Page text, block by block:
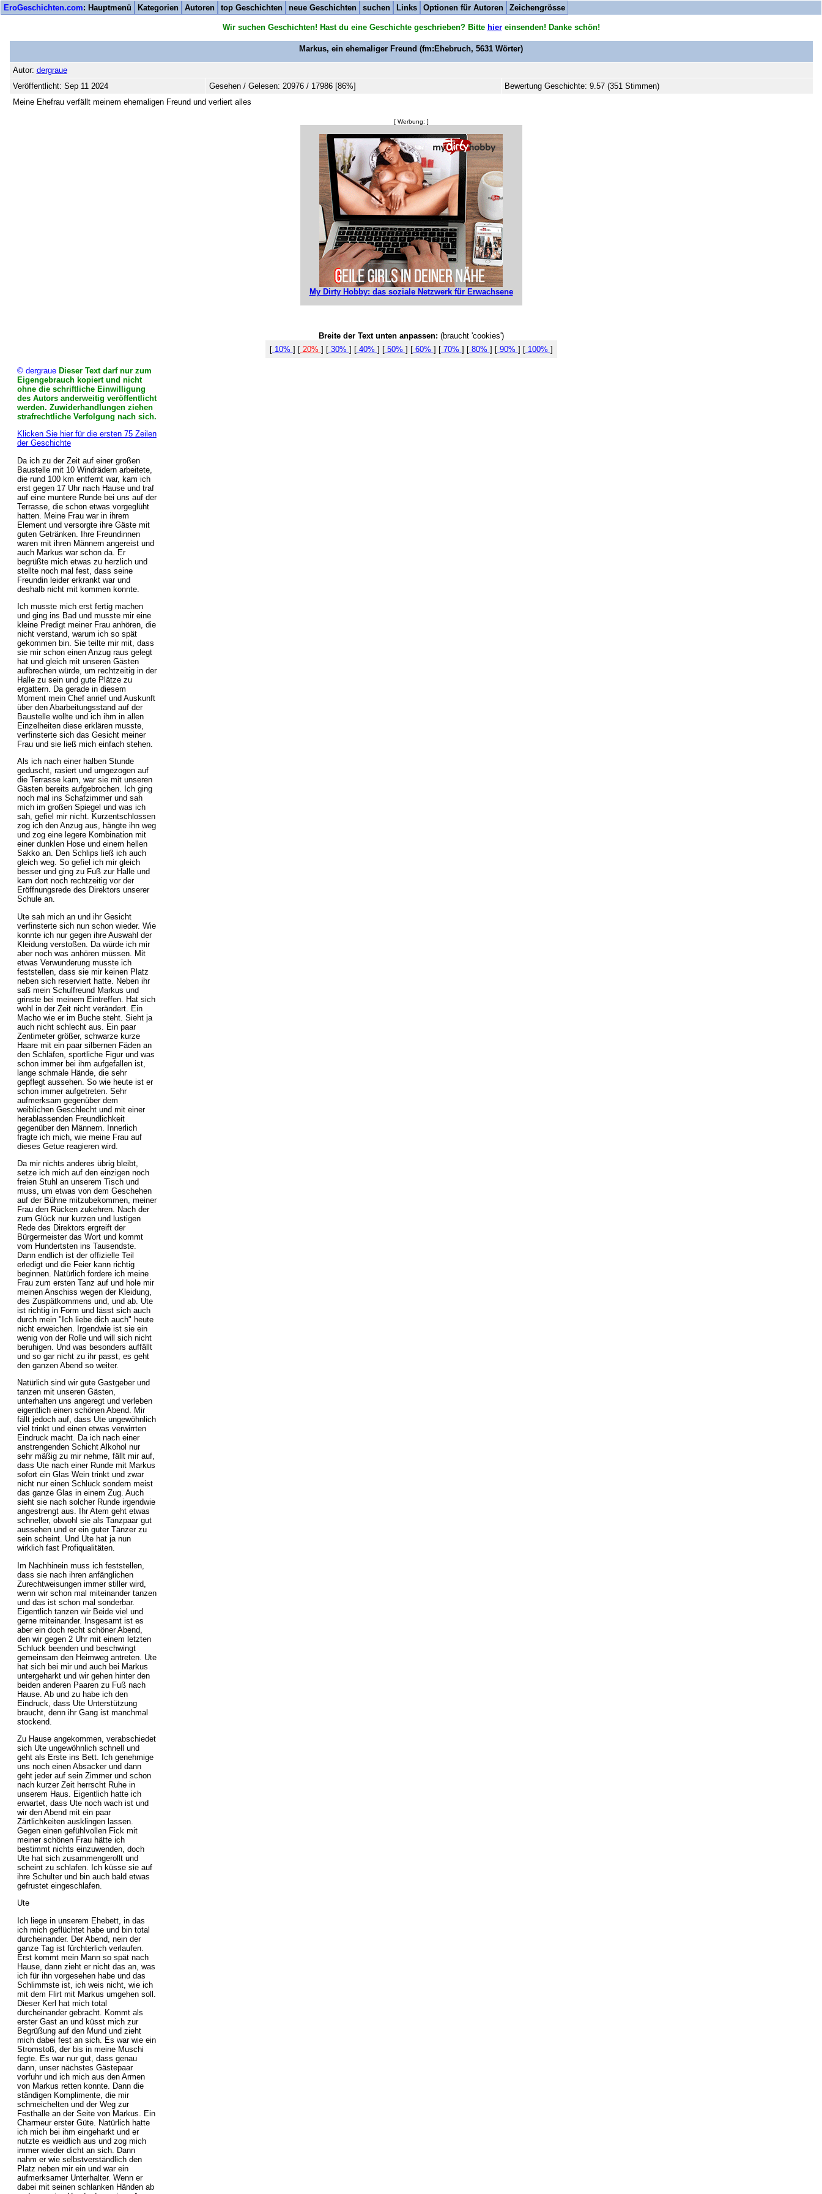
EroGeschichten.com: Hauptmenü Kategorien Autoren top Geschichten neue Geschichten suchen Links Optionen für Autoren Zeichengrösse
Wir suchen Geschichten! Hast du eine Geschichte geschrieben? Bitte hiereinsenden! Danke schön!
Markus, ein ehemaliger Freund (fm:Ehebruch, 5631 Wörter)
Autor: dergraue
Veröffentlicht: Sep 11 2024
Gesehen / Gelesen: 20976 / 17986 [86%]
Bewertung Geschichte: 9.57 (351 Stimmen)
Meine Ehefrau verfällt meinem ehemaligen Freund und verliert alles
[ Werbung: ]
My Dirty Hobby: das soziale Netzwerk für Erwachsene
Breite der Text unten anpassen: (braucht 'cookies')
[10% ] [20% ] [30% ] [40% ] [50% ] [60% ] [70% ] [80% ] [90% ] [100% ]
© dergraue Dieser Text darf nur zum
Eigengebrauch kopiert und nicht
ohne die schriftliche Einwilligung
des Autors anderweitig veröffentlicht
werden. Zuwiderhandlungen ziehen
strafrechtliche Verfolgung nach sich.
Klicken Sie hier für die ersten 75 Zeilen
der Geschichte
Da ich zu der Zeit auf einer großen
Baustelle mit 10 Windrädern arbeitete,
die rund 100 km entfernt war, kam ich
erst gegen 17 Uhr nach Hause und traf
auf eine muntere Runde bei uns auf der
Terrasse, die schon etwas vorgeglüht
hatten. Meine Frau war in ihrem
Element und versorgte ihre Gäste mit
guten Getränken. Ihre Freundinnen
waren mit ihren Männern angereist und
auch Markus war schon da. Er
begrüßte mich etwas zu herzlich und
stellte noch mal fest, dass seine
Freundin leider erkrankt war und
deshalb nicht mit kommen konnte.
Ich musste mich erst fertig machen
und ging ins Bad und musste mir eine
kleine Predigt meiner Frau anhören, die
nicht verstand, warum ich so spät
gekommen bin. Sie teilte mir mit, dass
sie mir schon einen Anzug raus gelegt
hat und gleich mit unseren Gästen
aufbrechen würde, um rechtzeitig in der
Halle zu sein und gute Plätze zu
ergattern. Da gerade in diesem
Moment mein Chef anrief und Auskunft
über den Abarbeitungsstand auf der
Baustelle wollte und ich ihm in allen
Einzelheiten diese erklären musste,
verfinsterte sich das Gesicht meiner
Frau und sie ließ mich einfach stehen.
Als ich nach einer halben Stunde
geduscht, rasiert und umgezogen auf
die Terrasse kam, war sie mit unseren
Gästen bereits aufgebrochen. Ich ging
noch mal ins Schafzimmer und sah
mich im großen Spiegel und was ich
sah, gefiel mir nicht. Kurzentschlossen
zog ich den Anzug aus, hängte ihn weg
und zog eine legere Kombination mit
einer dunklen Hose und einem hellen
Sakko an. Den Schlips ließ ich auch
gleich weg. So gefiel ich mir gleich
besser und ging zu Fuß zur Halle und
kam dort noch rechtzeitig vor der
Eröffnungsrede des Direktors unserer
Schule an.
Ute sah mich an und ihr Gesicht
verfinsterte sich nun schon wieder. Wie
konnte ich nur gegen ihre Auswahl der
Kleidung verstoßen. Da würde ich mir
aber noch was anhören müssen. Mit
etwas Verwunderung musste ich
feststellen, dass sie mir keinen Platz
neben sich reserviert hatte. Neben ihr
saß mein Schulfreund Markus und
grinste bei meinem Eintreffen. Hat sich
wohl in der Zeit nicht verändert. Ein
Macho wie er im Buche steht. Sieht ja
auch nicht schlecht aus. Ein paar
Zentimeter größer, schwarze kurze
Haare mit ein paar silbernen Fäden an
den Schläfen, sportliche Figur und was
schon immer bei ihm aufgefallen ist,
lange schmale Hände, die sehr
gepflegt aussehen. So wie heute ist er
schon immer aufgetreten. Sehr
aufmerksam gegenüber dem
weiblichen Geschlecht und mit einer
herablassenden Freundlichkeit
gegenüber den Männern. Innerlich
fragte ich mich, wie meine Frau auf
dieses Getue reagieren wird.
Da mir nichts anderes übrig bleibt,
setze ich mich auf den einzigen noch
freien Stuhl an unserem Tisch und
muss, um etwas von dem Geschehen
auf der Bühne mitzubekommen, meiner
Frau den Rücken zukehren. Nach der
zum Glück nur kurzen und lustigen
Rede des Direktors ergreift der
Bürgermeister das Wort und kommt
vom Hundertsten ins Tausendste.
Dann endlich ist der offizielle Teil
erledigt und die Feier kann richtig
beginnen. Natürlich fordere ich meine
Frau zum ersten Tanz auf und hole mir
meinen Anschiss wegen der Kleidung,
des Zuspätkommens und, und ab. Ute
ist richtig in Form und lässt sich auch
durch mein "Ich liebe dich auch" heute
nicht erweichen. Irgendwie ist sie ein
wenig von der Rolle und will sich nicht
beruhigen. Und was besonders auffällt
und so gar nicht zu ihr passt, es geht
den ganzen Abend so weiter.
Natürlich sind wir gute Gastgeber und
tanzen mit unseren Gästen,
unterhalten uns angeregt und verleben
eigentlich einen schönen Abend. Mir
fällt jedoch auf, dass Ute ungewöhnlich
viel trinkt und einen etwas verwirrten
Eindruck macht. Da ich nach einer
anstrengenden Schicht Alkohol nur
sehr mäßig zu mir nehme, fällt mir auf,
dass Ute nach einer Runde mit Markus
sofort ein Glas Wein trinkt und zwar
nicht nur einen Schluck sondern meist
das ganze Glas in einem Zug. Auch
sieht sie nach solcher Runde irgendwie
angestrengt aus. Ihr Atem geht etwas
schneller, obwohl sie als Tanzpaar gut
aussehen und er ein guter Tänzer zu
sein scheint. Und Ute hat ja nun
wirklich fast Profiqualitäten.
Im Nachhinein muss ich feststellen,
dass sie nach ihren anfänglichen
Zurechtweisungen immer stiller wird,
wenn wir schon mal miteinander tanzen
und das ist schon mal sonderbar.
Eigentlich tanzen wir Beide viel und
gerne miteinander. Insgesamt ist es
aber ein doch recht schöner Abend,
den wir gegen 2 Uhr mit einem letzten
Schluck beenden und beschwingt
gemeinsam den Heimweg antreten. Ute
hat sich bei mir und auch bei Markus
untergeharkt und wir gehen hinter den
beiden anderen Paaren zu Fuß nach
Hause. Ab und zu habe ich den
Eindruck, dass Ute Unterstützung
braucht, denn ihr Gang ist manchmal
stockend.
Zu Hause angekommen, verabschiedet
sich Ute ungewöhnlich schnell und
geht als Erste ins Bett. Ich genehmige
uns noch einen Absacker und dann
geht jeder auf sein Zimmer und schon
nach kurzer Zeit herrscht Ruhe in
unserem Haus. Eigentlich hatte ich
erwartet, dass Ute noch wach ist und
wir den Abend mit ein paar
Zärtlichkeiten ausklingen lassen.
Gegen einen gefühlvollen Fick mit
meiner schönen Frau hätte ich
bestimmt nichts einzuwenden, doch
Ute hat sich zusammengerollt und
scheint zu schlafen. Ich küsse sie auf
ihre Schulter und bin auch bald etwas
gefrustet eingeschlafen.
Ute
Ich liege in unserem Ehebett, in das
ich mich geflüchtet habe und bin total
durcheinander. Der Abend, nein der
ganze Tag ist fürchterlich verlaufen.
Erst kommt mein Mann so spät nach
Hause, dann zieht er nicht das an, was
ich für ihn vorgesehen habe und das
Schlimmste ist, ich weis nicht, wie ich
mit dem Flirt mit Markus umgehen soll.
Dieser Kerl hat mich total
durcheinander gebracht. Kommt als
erster Gast an und küsst mich zur
Begrüßung auf den Mund und zieht
mich dabei fest an sich. Es war wie ein
Stromstoß, der bis in meine Muschi
fegte. Es war nur gut, dass genau
dann, unser nächstes Gästepaar
vorfuhr und ich mich aus den Armen
von Markus retten konnte. Dann die
ständigen Komplimente, die mir
schmeichelten und der Weg zur
Festhalle an der Seite von Markus. Ein
Charmeur erster Güte. Natürlich hatte
ich mich bei ihm eingeharkt und er
nutzte es weidlich aus und zog mich
immer wieder dicht an sich. Dann
nahm er wie selbstverständlich den
Platz neben mir ein und war ein
aufmerksamer Unterhalter. Wenn er
dabei mit seinen schlanken Händen ab